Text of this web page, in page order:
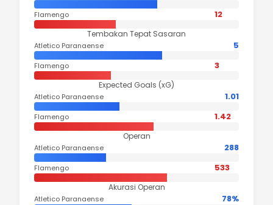
Flamengo 12
Tembakan Tepat Sasaran
Atletico Paranaense 5
Flamengo 3
Expected Goals (xG)
Atletico Paranaense 1.01
Flamengo 1.42
Operan
Atletico Paranaense 288
Flamengo 533
Akurasi Operan
Atletico Paranaense 78%